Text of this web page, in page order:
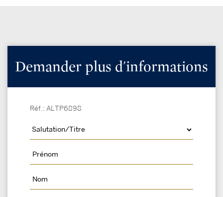
Demander plus d'informations
Réf.: ALTP6898